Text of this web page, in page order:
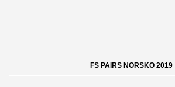
FS PAIRS NORSKO 2019